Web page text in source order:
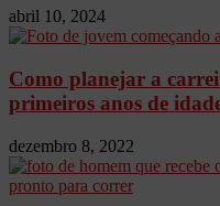
abril 10, 2024
Como planejar a
primeiros anos de
dezembro 8, 2022